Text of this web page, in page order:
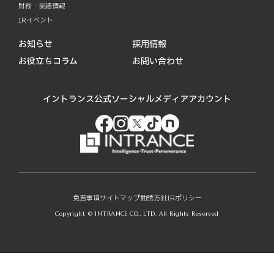
財務・業績情報
IRイベント
お知らせ
お役立ちコラム
採用情報
お問い合わせ
イントランス公式ソーシャルメディアアカウント
免責事項サイトマップ勧誘方針IRポリシー
Copyright © INTRANCE CO., LTD. All Rights Reserved